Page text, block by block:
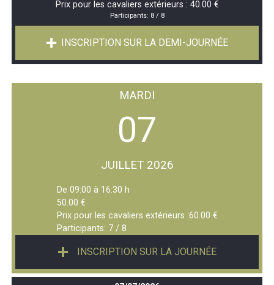
Prix pour les cavaliers extérieurs : 40.00 €
Participants: 8 / 8
INSCRIPTION SUR LA DEMI-JOURNÉE
MARDI
07
JUILLET 2026
De 09:00 à 16:30 h
50.00 €
Prix pour les cavaliers extérieurs :60.00 €
Participants: 7 / 8
INSCRIPTION SUR LA JOURNÉE